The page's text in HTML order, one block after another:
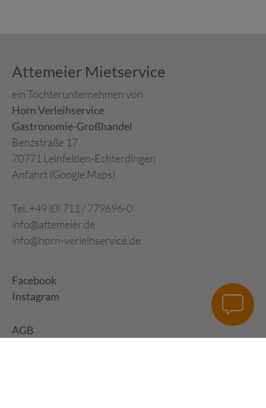
Attemeier Mietservice
ein Tochterunternehmen von
Horn Verleihservice
Gastronomie-Großhandel
Benzstraße 17
70771 Leinfelden-Echterdingen
Anfahrt (Google Maps)
Tel. +49 (0) 711 / 779696-0
info@attemeier.de
info@horn-verleihservice.de
Facebook
Instagram
AGB